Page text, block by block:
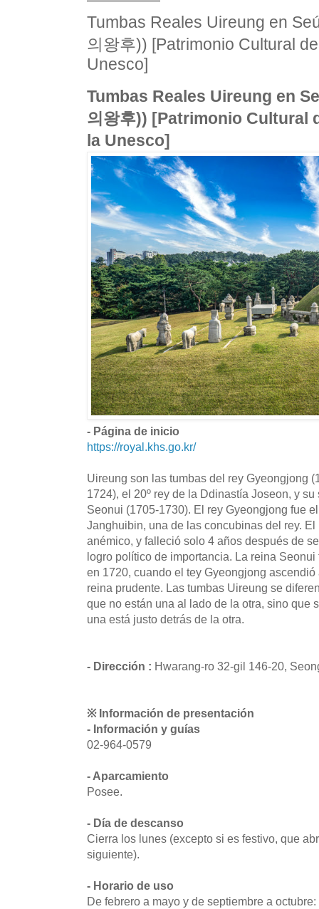
Tumbas Reales Uireung en
의왕후)) [Patrimonio Cultural
Unesco]
Tumbas Reales Uireung en
의왕후)) [Patrimonio Cultural
la Unesco]
- Página de inicio
https://royal.khs.go.kr/
Uireung son las tumbas del rey Gyeongjong
1724), el 20º rey de la Ddinastía Joseon, y
Seonui (1705-1730). El rey Gyeongjong fue
Janghuibin, una de las concubinas del rey.
anémico, y falleció solo 4 años después de
logro político de importancia. La reina
en 1720, cuando el tey Gyeongjong
reina prudente. Las tumbas Uireung se
que no están una al lado de la otra, sino que
una está justo detrás de la otra.
- Dirección : Hwarang-ro 32-gil 146-20,
※ Información de presentación
- Información y guías
02-964-0579
- Aparcamiento
Posee.
- Día de descanso
Cierra los lunes (excepto si es festivo, que
siguiente).
- Horario de uso
De febrero a mayo y de septiembre a